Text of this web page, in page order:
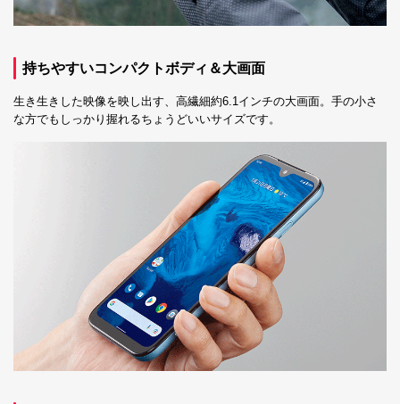
持ちやすいコンパクトボディ＆大画面
生き生きした映像を映し出す、高繊細約6.1インチの大画面。手の小さ
な方でもしっかり握れるちょうどいいサイズです。